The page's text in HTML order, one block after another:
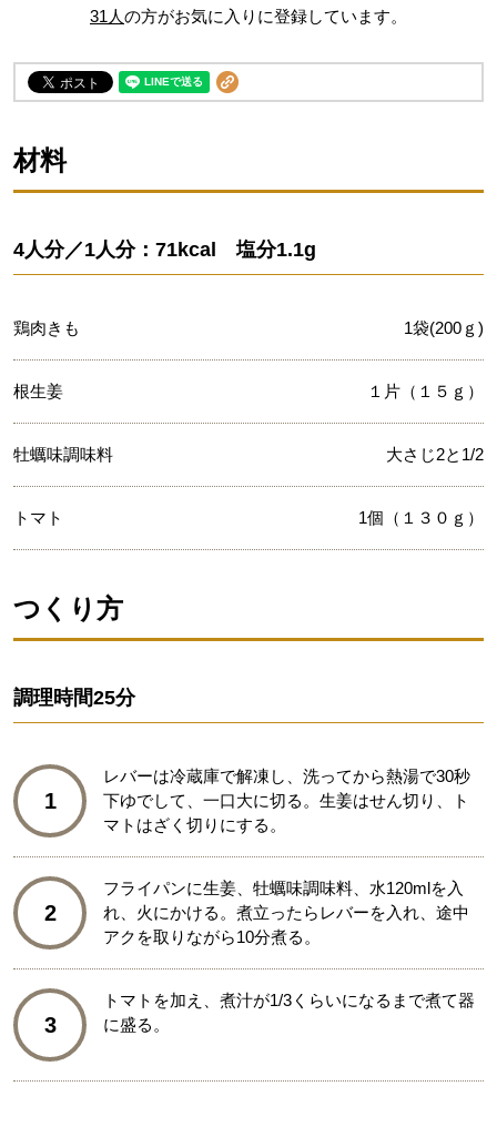
31 人の方がお気に入りに登録しています。
材料
4人分／1人分：71kcal 塩分1.1g
鶏肉きも 1袋(200ｇ)
根生姜 １片（１５ｇ）
牡蠣味調味料 大さじ2と1/2
トマト 1個（１３０ｇ）
つくり方
調理時間25分
1
レバーは冷蔵庫で解凍し、洗ってから熱湯で30秒
下ゆでして、一口大に切る。生姜はせん切り、ト
マトはざく切りにする。
2
フライパンに生姜、牡蠣味調味料、水120mlを入
れ、火にかける。煮立ったらレバーを入れ、途中
アクを取りながら10分煮る。
3
トマトを加え、煮汁が1/3くらいになるまで煮て器
に盛る。